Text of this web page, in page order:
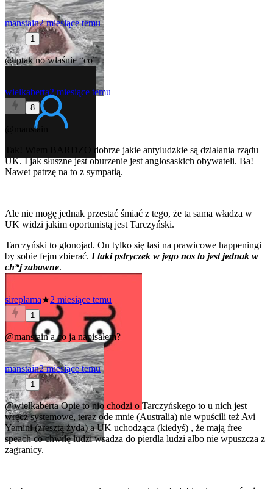
manstain2 miesiące temu
1
@tptakno właśnie “co”
wielkaberta2 miesiące temu
8
@manstain
Tak! Wiem BARDZO dobrze jakie antyludzkie są działania rządu
UK. I jak słuszne jest oburzenie jest anglosaskich obywateli. Ba!
Nawet patrzę na to z sympatią.
Ale nie mogę jednak przestać śmiać z tego, że ta sama władza w
UK widzi jakim oportunistą jest Tarczyński.
Tarczyński to glonojad. On tylko się łasi na prawicowe happeningi
by sobie fejm zbierać. I taki pstryczek w jego nos to jest jednak w
ch*j zabawne.
sireplama★2 miesiące temu
1
@manstaina co ja napisałem?
manstain2 miesiące temu
1
@wielkabertaOpie to nio chodzi o Tarczyńskego to u nich jest
wręcz systemowe, teraz ode mnie (Australia) nie wpuścili też Avi
Yemini (zresztą żyda) a UK uchodząca (kiedyś) , że mają free
speach co chwilę ludzi wsadza do pierdla ludzi albo nie wpuszcza z
zagranicy.